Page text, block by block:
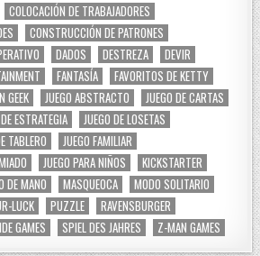
COLOCACIÓN DE TRABAJADORES
CONSTRUCCIÓN DE PATRONES
DADOS DESTREZA
DEVIR
FANTASÍA
FAVORITOS DE KETTY
GEEK JUEGO ABSTRACTO
JUEGO DE CARTAS
ESTRATEGIA
JUEGO DE LOSETAS
TABLERO
JUEGO FAMILIAR
JUEGO PARA NIÑOS
KICKSTARTER
DE MANO MASQUEOCA
MODO SOLITARIO
LUCK PUZZLE
RAVENSBURGER
GAMES SPIEL DES JAHRES Z-MAN GAMES